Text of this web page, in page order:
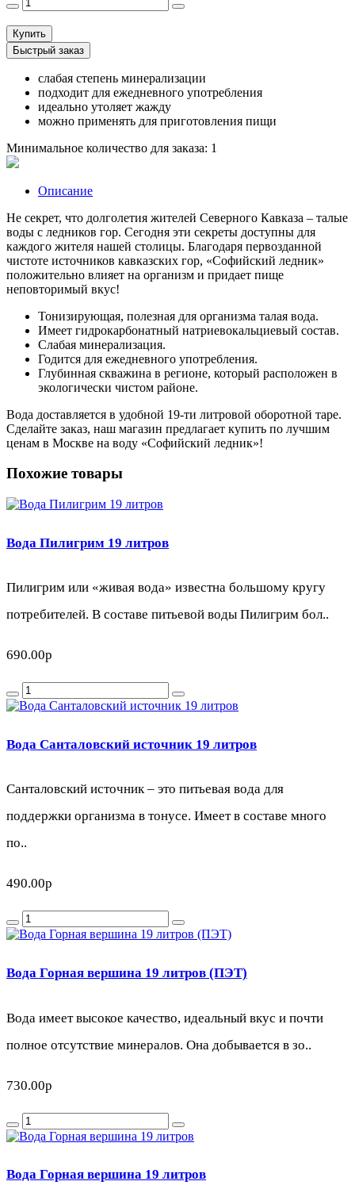
Купить
Быстрый заказ
слабая степень минерализации
подходит для ежедневного употребления
идеально утоляет жажду
можно применять для приготовления пищи
Минимальное количество для заказа: 1
Описание
Не секрет, что долголетия жителей Северного Кавказа – талые
воды с ледников гор. Сегодня эти секреты доступны для
каждого жителя нашей столицы. Благодаря первозданной
чистоте источников кавказских гор, «Софийский ледник»
положительно влияет на организм и придает пище
неповторимый вкус!
Тонизирующая, полезная для организма талая вода.
Имеет гидрокарбонатный натриевокальциевый состав.
Слабая минерализация.
Годится для ежедневного употребления.
Глубинная скважина в регионе, который расположен в
экологически чистом районе.
Вода доставляется в удобной 19-ти литровой оборотной таре.
Сделайте заказ, наш магазин предлагает купить по лучшим
ценам в Москве на воду «Софийский ледник»!
Похожие товары
Вода Пилигрим 19 литров
Пилигрим или «живая вода» известна большому кругу
потребителей. В составе питьевой воды Пилигрим бол..
690.00р
Вода Санталовский источник 19 литров
Санталовский источник – это питьевая вода для
поддержки организма в тонусе. Имеет в составе много
по..
490.00р
Вода Горная вершина 19 литров (ПЭТ)
Вода имеет высокое качество, идеальный вкус и почти
полное отсутствие минералов. Она добывается в зо..
730.00р
Вода Горная вершина 19 литров